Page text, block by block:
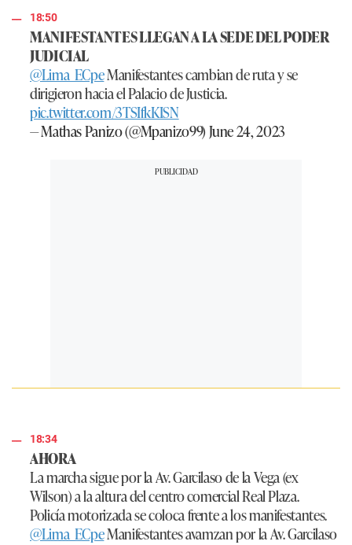
18:50
MANIFESTANTES LLEGAN A LA SEDE DEL PODER
JUDICIAL
@Lima_ECpeManifestantes cambian de ruta y se
dirigieron hacia el Palacio de Justicia.
pic.twitter.com/3TSIfkKISN
— Mathas Panizo (@Mpanizo99)June 24, 2023
18:34
AHORA
La marcha sigue por la Av. Garcilaso de la Vega (ex
Wilson) a la altura del centro comercial Real Plaza.
Policía motorizada se coloca frente a los manifestantes.
@Lima_ECpeManifestantes avamzan por la Av. Garcilaso